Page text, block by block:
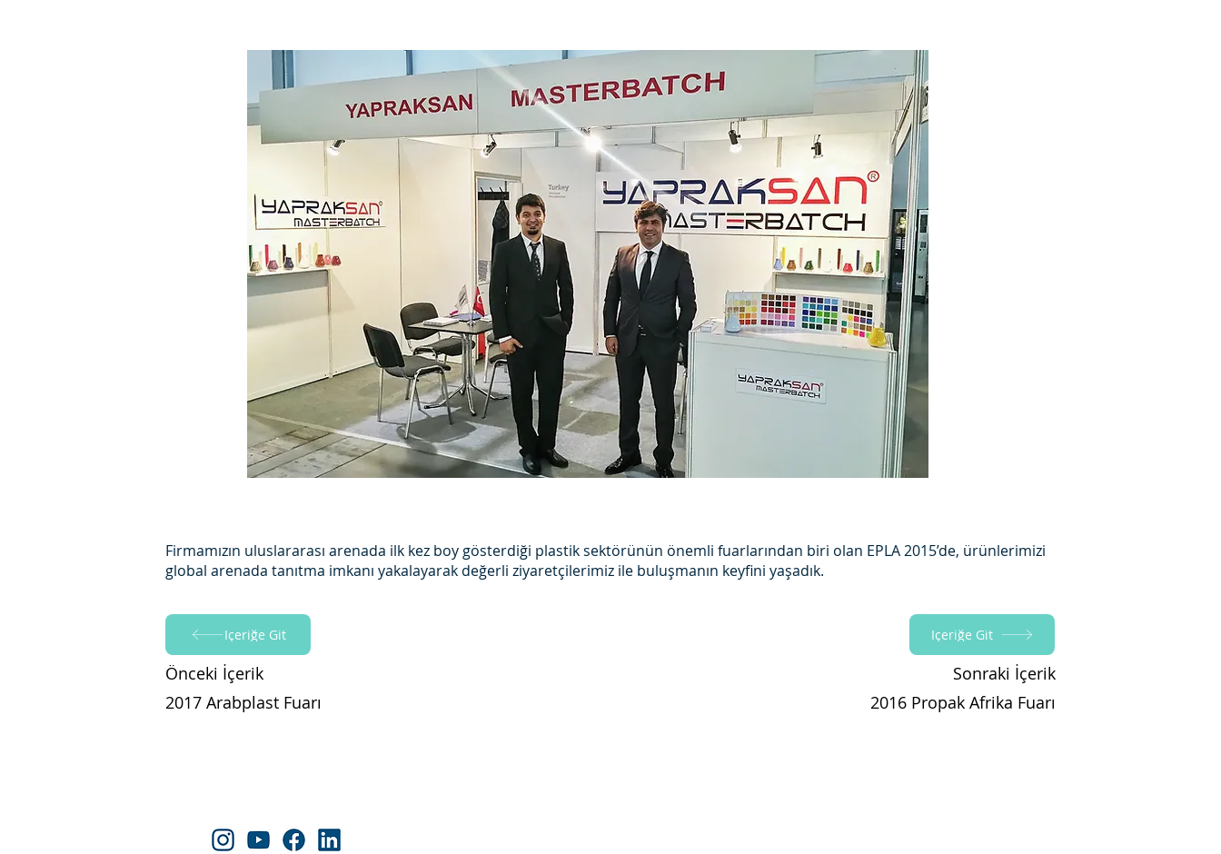
Firmamızın uluslararası arenada ilk kez boy gösterdiği plastik sektörünün önemli fuarlarından biri olan EPLA 2015’de, ürünlerimizi
global arenada tanıtma imkanı yakalayarak değerli ziyaretçilerimiz ile buluşmanın keyfini yaşadık.
İçeriğe Git
Önceki İçerik
2017 Arabplast Fuarı
İçeriğe Git
Sonraki İçerik
2016 Propak Afrika Fuarı